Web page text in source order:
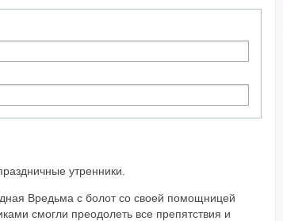
утренники.
Вредьма с болот со своей помощницей
смогли преодолеть все препятствия и